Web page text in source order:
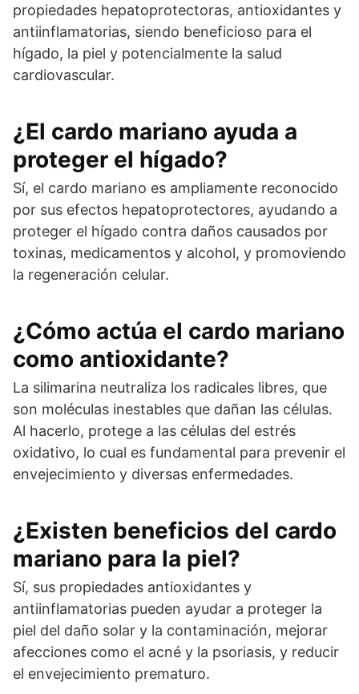
propiedades hepatoprotectoras, antioxidantes y
antiinflamatorias, siendo beneficioso para el
hígado, la piel y potencialmente la salud
cardiovascular.
¿El cardo mariano ayuda a
proteger el hígado?
Sí, el cardo mariano es ampliamente reconocido
por sus efectos hepatoprotectores, ayudando a
proteger el hígado contra daños causados por
toxinas, medicamentos y alcohol, y promoviendo
la regeneración celular.
¿Cómo actúa el cardo mariano
como antioxidante?
La silimarina neutraliza los radicales libres, que
son moléculas inestables que dañan las células.
Al hacerlo, protege a las células del estrés
oxidativo, lo cual es fundamental para prevenir el
envejecimiento y diversas enfermedades.
¿Existen beneficios del cardo
mariano para la piel?
Sí, sus propiedades antioxidantes y
antiinflamatorias pueden ayudar a proteger la
piel del daño solar y la contaminación, mejorar
afecciones como el acné y la psoriasis, y reducir
el envejecimiento prematuro.